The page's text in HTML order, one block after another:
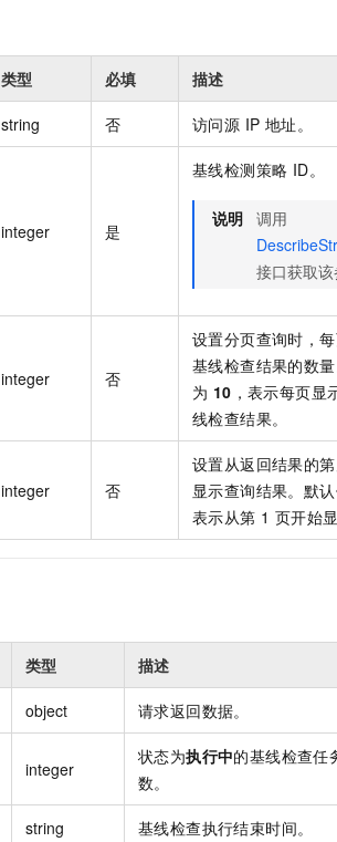
类型 必填 描述
string 否 访问源 IP 地址。
integer 是
基线检测策略 ID。
说明 调用
接口获取该
integer 否
设置分页查询时，
基线检查结果的数
为 10 ，表示每页显
线检查结果。
integer 否
设置从返回结果的
显示查询结果。默
表示从第 1 页开始显
类型 描述
object 请求返回数据。
integer
状态为执行中的基线检查任
数。
string 基线检查执行结束时间。